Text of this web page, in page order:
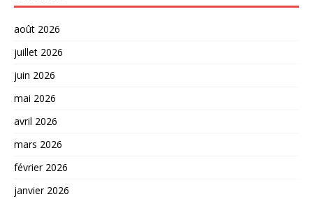
août 2026
juillet 2026
juin 2026
mai 2026
avril 2026
mars 2026
février 2026
janvier 2026